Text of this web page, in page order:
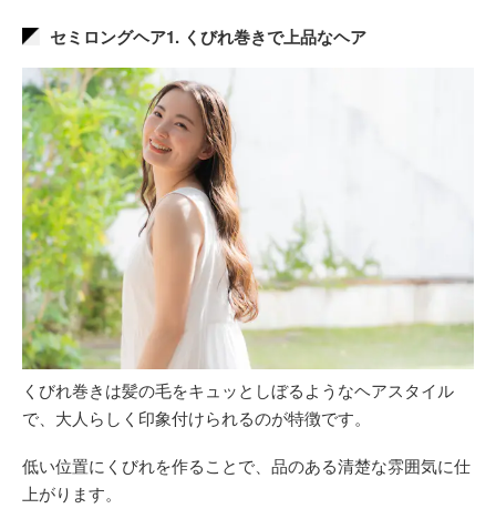
セミロングヘア1. くびれ巻きで上品なヘア
くびれ巻きは髪の毛をキュッとしぼるようなヘアスタイル
で、大人らしく印象付けられるのが特徴です。
低い位置にくびれを作ることで、品のある清楚な雰囲気に仕
上がります。